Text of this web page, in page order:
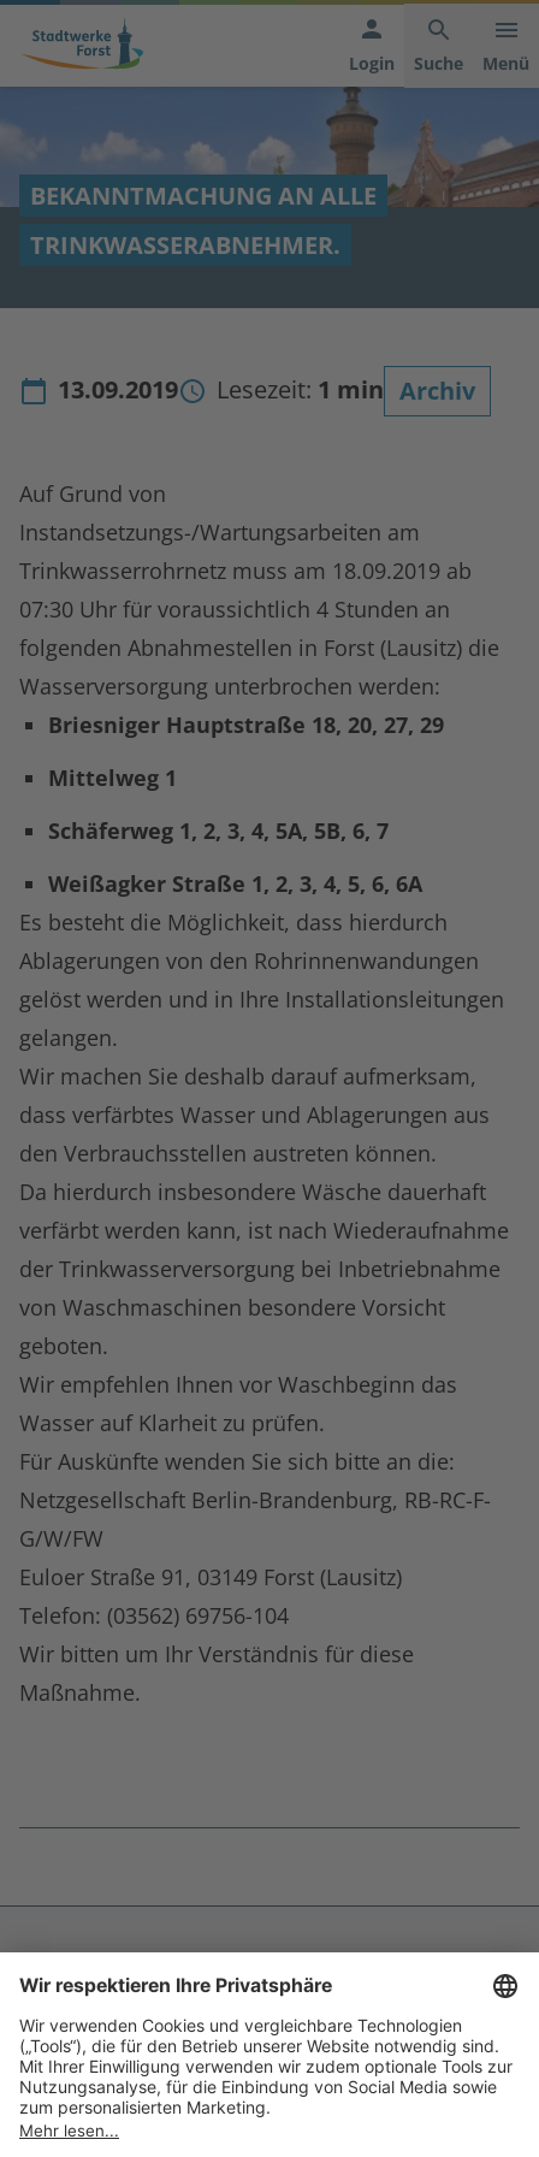
Hauptnavigation
anspringen
Inhaltsbereich
der
anspringen
Footer
anspringen
Login Suche Menü
BEKANNTMACHUNG AN ALLE
TRINKWASSERABNEHMER.
13.09.2019 Lesezeit: 1 min Archiv
Auf Grund von
Instandsetzungs-/Wartungsarbeiten am
Trinkwasserrohrnetz muss am 18.09.2019 ab
07:30 Uhr für voraussichtlich 4 Stunden an
folgenden Abnahmestellen in Forst (Lausitz) die
Wasserversorgung unterbrochen werden:
Briesniger Hauptstraße 18, 20, 27, 29
Mittelweg 1
Schäferweg 1, 2, 3, 4, 5A, 5B, 6, 7
Weißagker Straße 1, 2, 3, 4, 5, 6, 6A
Es besteht die Möglichkeit, dass hierdurch
Ablagerungen von den Rohrinnenwandungen
gelöst werden und in Ihre Installationsleitungen
gelangen.
Wir machen Sie deshalb darauf aufmerksam,
dass verfärbtes Wasser und Ablagerungen aus
den Verbrauchsstellen austreten können.
Da hierdurch insbesondere Wäsche dauerhaft
verfärbt werden kann, ist nach Wiederaufnahme
der Trinkwasserversorgung bei Inbetriebnahme
von Waschmaschinen besondere Vorsicht
geboten.
Wir empfehlen Ihnen vor Waschbeginn das
Wasser auf Klarheit zu prüfen.
Für Auskünfte wenden Sie sich bitte an die:
Netzgesellschaft Berlin-Brandenburg, RB-RC-F-
G/W/FW
Euloer Straße 91, 03149 Forst (Lausitz)
Telefon: (03562) 69756-104
Wir bitten um Ihr Verständnis für diese
Maßnahme.
Datenschutz
Barrierefreiheit
Inhaltsverzeichnis